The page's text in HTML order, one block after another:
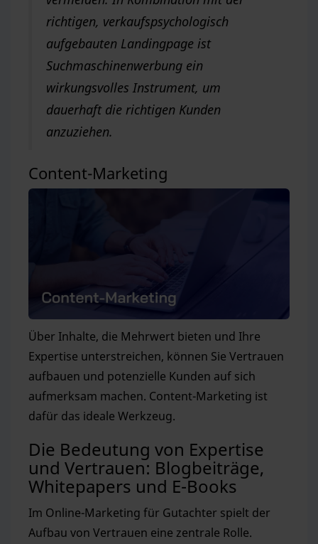
richtigen, verkaufspsychologisch
aufgebauten Landingpage ist
Suchmaschinenwerbung ein
wirkungsvolles Instrument, um
dauerhaft die richtigen Kunden
anzuziehen.
Content-Marketing
Über Inhalte, die Mehrwert bieten und Ihre
Expertise unterstreichen, können Sie Vertrauen
aufbauen und potenzielle Kunden auf sich
aufmerksam machen. Content-Marketing ist
dafür das ideale Werkzeug.
Die Bedeutung von Expertise
und Vertrauen: Blogbeiträge,
Whitepapers und E-Books
Im Online-Marketing für Gutachter spielt der
Aufbau von Vertrauen eine zentrale Rolle.